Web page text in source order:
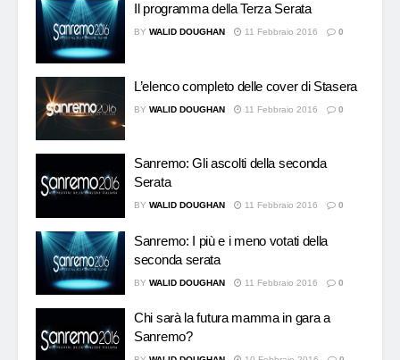
Il programma della Terza Serata
BY WALID DOUGHAN 11 Febbraio 2016 0
L’elenco completo delle cover di Stasera
BY WALID DOUGHAN 11 Febbraio 2016 0
Sanremo: Gli ascolti della seconda
Serata
BY WALID DOUGHAN 11 Febbraio 2016 0
Sanremo: I più e i meno votati della
seconda serata
BY WALID DOUGHAN 11 Febbraio 2016 0
Chi sarà la futura mamma in gara a
Sanremo?